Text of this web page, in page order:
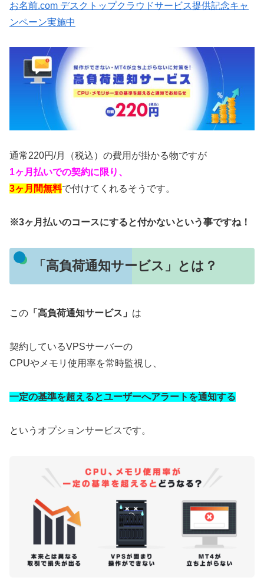
お名前.com デスクトップクラウドサービス提供記念キャ
ンペーン実施中
通常220円/月（税込）の費用が掛かる物ですが
1ヶ月払いでの契約に限り、
3ヶ月間無料で付けてくれるそうです。
※3ヶ月払いのコースにすると付かないという事ですね！
「高負荷通知サービス」とは？
この 「高負荷通知サービス」 は
契約しているVPSサーバーの
CPUやメモリ使用率を常時監視し、
一定の基準を超えるとユーザーへアラートを通知する
というオプションサービスです。